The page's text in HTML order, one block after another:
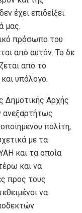
έχει επιδείξει
μας.
πρόσωπο του
από αυτόν. Το δε
από το
υπόλογο.
Δημοτικής Αρχής
πολίτη,
με τα
και τα οποία
και να
προς τους
να